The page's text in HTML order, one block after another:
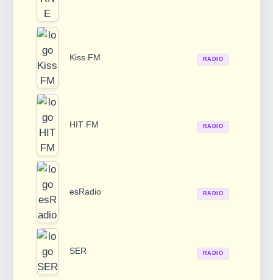
Kiss FM RADIO
HIT FM RADIO
esRadio RADIO
SER RADIO